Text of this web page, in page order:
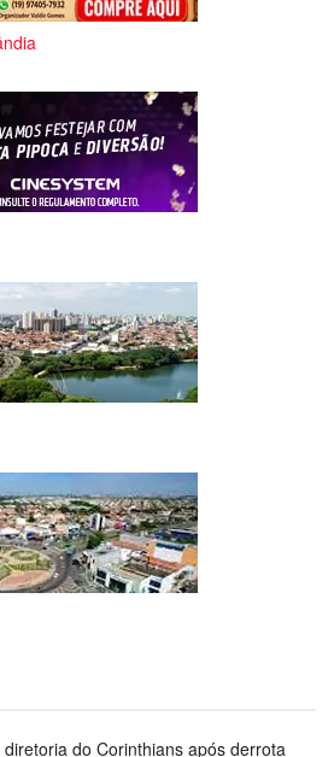
do Corinthians após derrota